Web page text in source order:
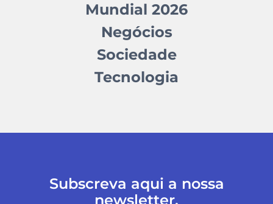
Mundial 2026
Negócios
Sociedade
Tecnologia
Subscreva aqui a nossa
newsletter.